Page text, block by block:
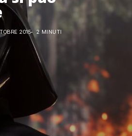
2015 2 MINUTI